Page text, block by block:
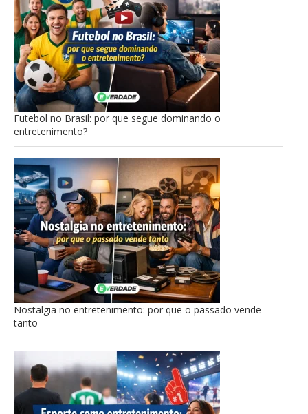
Futebol no Brasil: por que segue dominando o
entretenimento?
Nostalgia no entretenimento: por que o passado vende
tanto